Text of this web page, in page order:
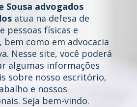
Home
somos
Sousa advogados
atua na defesa de
pessoas físicas e
bem como em advocacia
Nesse site, você poderá
algumas informações
sobre nosso escritório,
e nossos
Seja bem-vindo.